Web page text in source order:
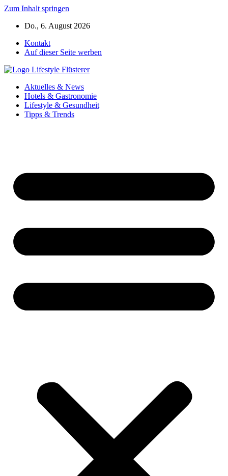
Zum Inhalt springen
Do., 6. August 2026
Kontakt
Auf dieser Seite werben
Aktuelles & News
Hotels & Gastronomie
Lifestyle & Gesundheit
Tipps & Trends